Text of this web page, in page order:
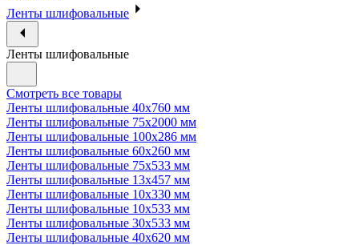
Ленты шлифовальные
Ленты шлифовальные
Смотреть все товары
Ленты шлифовальные 40х760 мм
Ленты шлифовальные 75х2000 мм
Ленты шлифовальные 100х286 мм
Ленты шлифовальные 60х260 мм
Ленты шлифовальные 75х533 мм
Ленты шлифовальные 13х457 мм
Ленты шлифовальные 10х330 мм
Ленты шлифовальные 10х533 мм
Ленты шлифовальные 30х533 мм
Ленты шлифовальные 40х620 мм